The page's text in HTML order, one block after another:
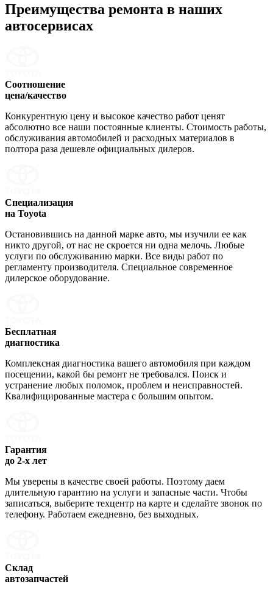
Преимущества ремонта в наших
автосервисах
Соотношение
цена/качество
Конкурентную цену и высокое качество работ ценят
абсолютно все наши постоянные клиенты. Стоимость работы,
обслуживания автомобилей и расходных материалов в
полтора раза дешевле официальных дилеров.
Специализация
на Toyota
Остановившись на данной марке авто, мы изучили ее как
никто другой, от нас не скроется ни одна мелочь. Любые
услуги по обслуживанию марки. Все виды работ по
регламенту производителя. Специальное современное
дилерское оборудование.
Бесплатная
диагностика
Комплексная диагностика вашего автомобиля при каждом
посещении, какой бы ремонт не требовался. Поиск и
устранение любых поломок, проблем и неисправностей.
Квалифицированные мастера с большим опытом.
Гарантия
до 2-х лет
Мы уверены в качестве своей работы. Поэтому даем
длительную гарантию на услуги и запасные части. Чтобы
записаться, выберите техцентр на карте и сделайте звонок по
телефону. Работаем ежедневно, без выходных.
Склад
автозапчастей